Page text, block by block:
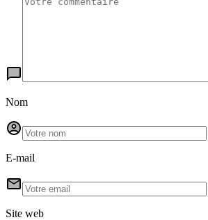
Nom
E-mail
Site web